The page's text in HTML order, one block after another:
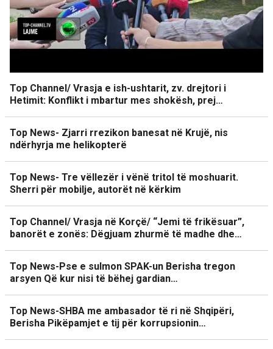
Top Channel/ Vrasja e ish-ushtarit, zv. drejtori i
Hetimit: Konflikt i mbartur mes shokësh, prej…
Top News- Zjarri rrezikon banesat në Krujë, nis
ndërhyrja me helikopterë
Top News- Tre vëllezër i vënë tritol të moshuarit.
Sherri për mobilje, autorët në kërkim
Top Channel/ Vrasja në Korçë/ “Jemi të frikësuar”,
banorët e zonës: Dëgjuam zhurmë të madhe dhe…
Top News-Pse e sulmon SPAK-un Berisha tregon
arsyen Që kur nisi të bëhej gardian…
Top News-SHBA me ambasador të ri në Shqipëri,
Berisha Pikëpamjet e tij për korrupsionin…